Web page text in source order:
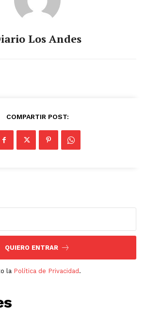
Los Andes
COMPARTIR POST:
QUIERO ENTRAR
la Política de Privacidad .